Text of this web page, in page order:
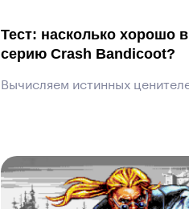
Тест: насколько хорошо
серию Crash Bandicoot?
Вычисляем истинных